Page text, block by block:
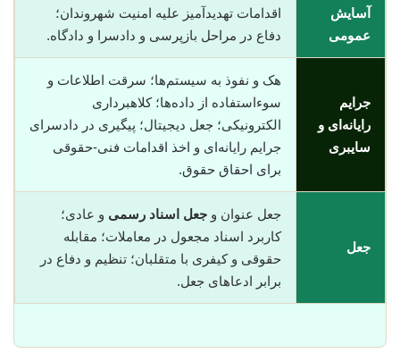
آسایش
عمومی
اقدامات تهدیدآمیز علیه امنیت شهروندان؛
دفاع در مراحل بازپرسی و دادسرا و دادگاه.
جرایم
رایانه‌ای و
سایبری
هک و نفوذ به سیستم‌ها؛ سرقت اطلاعات و
سوء‌استفاده از داده‌ها؛ کلاهبرداری
الکترونیکی؛ جعل دیجیتال؛ پیگیری در دادسرای
جرایم رایانه‌ای و اخذ اقدامات فنی-حقوقی
برای احقاق حقوق.
جعل
جعل عنوان و جعل اسناد رسمی و عادی؛
کاربرد اسناد مجعول در معاملات؛ مقابله
حقوقی و کیفری با متقلبان؛ تنظیم و دفاع در
برابر ادعاهای جعل.